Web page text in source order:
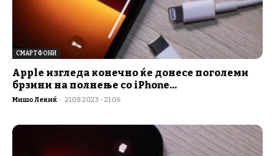
СМАРТФОНИ
Apple изгледа конечно ќе донесе поголеми
брзини на полнење со iPhone...
Мишо Лекиќ - 21.08.2023 - 21:06